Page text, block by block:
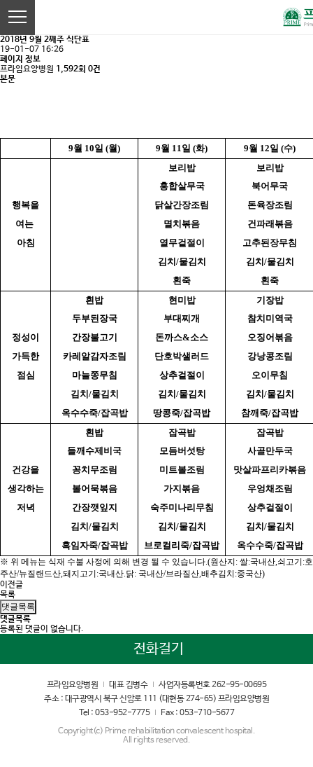
2018년 9월 2째주 식단표
19-01-07 16:26
페이지 정보
프라임요양병원 1,592회 0건
본문
9월 10일 (월) 9월 11일 (화)
9월 12일 (수)
보리밥
보리밥
홍합살무국
북어무국
행복을
닭살간장조림
돈육장조림
여는
멸치볶음
건파래볶음
아침
열무겉절이
고추된장무침
김치/물김치
김치/물김치
흰죽
흰죽
흰밥
현미밥
기장밥
두부된장국
부대찌개
참치미역국
정성이
간장불고기 돈까스&소스
오징어볶음
가득한
카레알감자조림 단호박샐러드
강낭콩조림
점심
마늘쫑무침 상추겉절이
오이무침
김치/물김치
김치/물김치
김치/물김치
옥수수죽/잡곡밥
땅콩죽/잡곡밥
참깨죽/잡곡밥
흰밥
잡곡밥
잡곡밥
들깨수제비국
모듬버섯탕
사골만두국
건강을
꽁치무조림 미트볼조림
맛살파프리카볶음
생각하는
볼어묵볶음 가지볶음
우엉채조림
저녁
간장깻잎지 숙주미나리무침
상추겉절이
김치/물김치
김치/물김치
김치/물김치
흑임자죽/잡곡밥
브로컬리죽/잡곡밥 옥수수죽/잡곡밥
※ 위 메뉴는 식재 수불 사정에 의해 변경 될 수 있습니다.(원산지: 쌀:국내산,쇠고기:호
주산/뉴질랜드산,돼지고기:국내산.닭: 국내산/브라질산,배추김치:중국산)
이전글
목록
댓글목록
댓글목록
등록된 댓글이 없습니다.
전화걸기
프라임요양병원 대표 김병수
사업자등록번호 262-95-00695
주소 : 대구광역시 북구 신암로 111 (대현동 274-65) 프라임요양병원
Tel : 053-952-7775
Fax : 053-710-5677
Copyright(c) Prime rehabilitation convalescent hospital.
All rights reserved.